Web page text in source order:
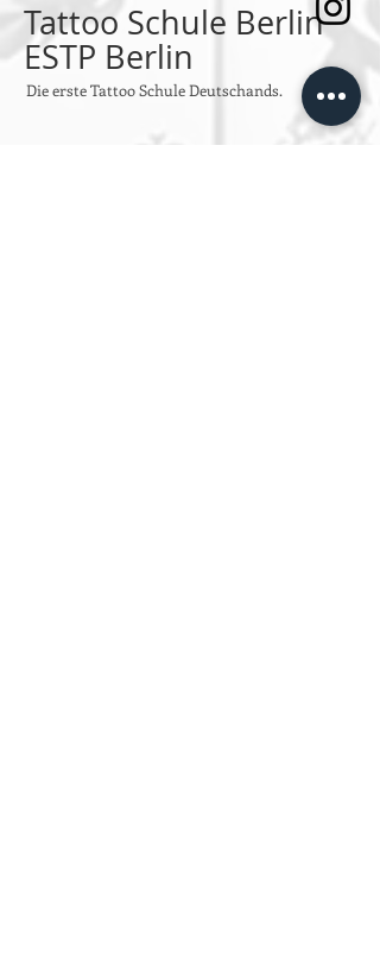
Tattoo Schule Berlin
ESTP Berlin
Die erste Tattoo Schule Deutschands.